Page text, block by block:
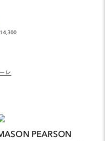
レ
PEARSON